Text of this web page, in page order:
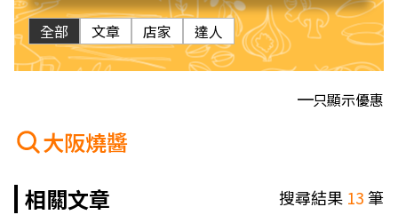
全部 文章 店家 達人
只顯示優惠
大阪燒醬
相關文章
搜尋結果 13筆